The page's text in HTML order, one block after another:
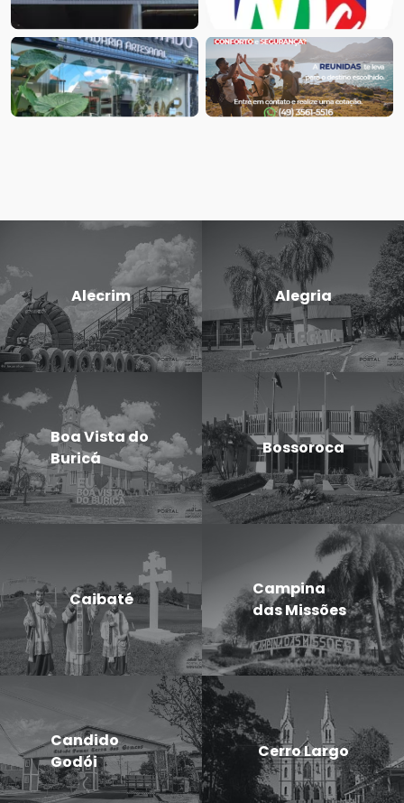
Alecrim Alegria
Boa Vista do
Buricá
Bossoroca
Caibaté
Campina
das Missões
Candido
Godói
Cerro Largo